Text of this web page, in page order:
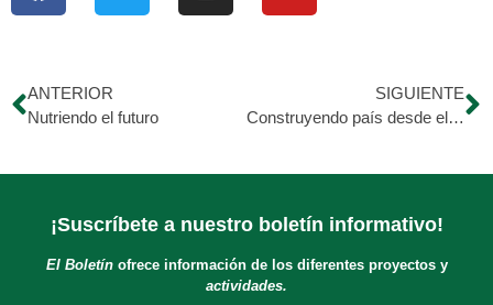
ANTERIOR
Nutriendo el futuro
SIGUIENTE
Construyendo país desde el servicio
¡Suscríbete a nuestro boletín informativo!
El Boletínofrece información de los diferentes proyectos y
actividades.